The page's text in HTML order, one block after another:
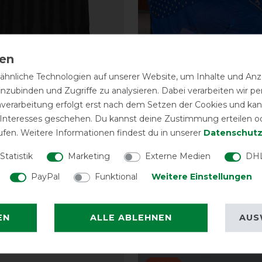
Ice-Vibe Cold Packs -
vorher 29,95 €
Accuhorsemat
Cooler
329,00 € *
Technologien auf unserer Website, um Inhalte und
und Zugriffe zu analysieren. Dabei verarbeiten wir
erfolgt erst nach dem Setzen der Cookies und
geschehen. Du kannst deine Zustimmung erteilen
Weitere Informationen findest du in unserer
Statistik Marketing Externe Medien
PayPal
Funktional Weitere Einstellungen
ALLE ABLEHNEN